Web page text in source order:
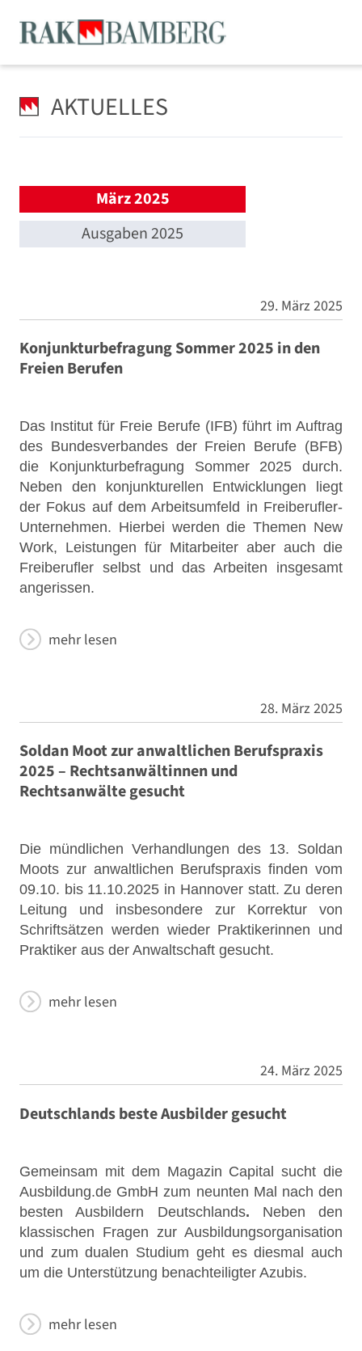
AKTUELLES
März 2025
Ausgaben 2025
29. März 2025
Konjunkturbefragung Sommer 2025 in den
Freien Berufen
Das Institut für Freie Berufe (IFB) führt im Auftrag
des Bundesverbandes der Freien Berufe (BFB)
die Konjunkturbefragung Sommer 2025 durch.
Neben den konjunkturellen Entwicklungen liegt
der Fokus auf dem Arbeitsumfeld in Freiberufler-
Unternehmen. Hierbei werden die Themen New
Work, Leistungen für Mitarbeiter aber auch die
Freiberufler selbst und das Arbeiten insgesamt
angerissen.
mehr lesen
28. März 2025
Soldan Moot zur anwaltlichen Berufspraxis
2025 – Rechtsanwältinnen und
Rechtsanwälte gesucht
Die mündlichen Verhandlungen des 13. Soldan
Moots zur anwaltlichen Berufspraxis finden vom
09.10. bis 11.10.2025 in Hannover statt. Zu deren
Leitung und insbesondere zur Korrektur von
Schriftsätzen werden wieder Praktikerinnen und
Praktiker aus der Anwaltschaft gesucht.
mehr lesen
24. März 2025
Deutschlands beste Ausbilder gesucht
Gemeinsam mit dem Magazin Capital sucht die
Ausbildung.de GmbH zum neunten Mal nach den
besten Ausbildern Deutschlands. Neben den
klassischen Fragen zur Ausbildungsorganisation
und zum dualen Studium geht es diesmal auch
um die Unterstützung benachteiligter Azubis.
mehr lesen